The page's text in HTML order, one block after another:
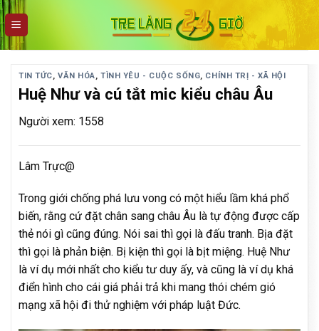
Skip
to
content
TIN TỨC,VĂN HÓA,TÌNH YÊU - CUỘC SỐNG, CHÍNH TRỊ - XÃ HỘI
Huệ Như và cú tắt mic kiểu châu Âu
Người xem: 1558
Lâm Trực@
Trong giới chống phá lưu vong có một hiểu lầm khá phổ
biến, rằng cứ đặt chân sang châu Âu là tự động được cấp
thẻ nói gì cũng đúng. Nói sai thì gọi là đấu tranh. Bịa đặt
thì gọi là phản biện. Bị kiện thì gọi là bịt miệng. Huệ Như
là ví dụ mới nhất cho kiểu tư duy ấy, và cũng là ví dụ khá
điển hình cho cái giá phải trả khi mang thói chém gió
mạng xã hội đi thử nghiệm với pháp luật Đức.